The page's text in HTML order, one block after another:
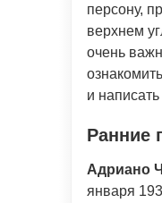
персону,
верхнем
очень
и
Ранние
Адриано
января